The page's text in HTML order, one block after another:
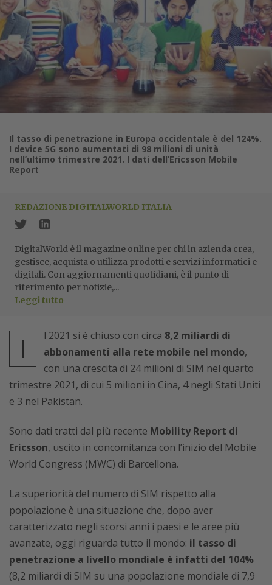
Il tasso di penetrazione in Europa occidentale è del 124%.
I device 5G sono aumentati di 98 milioni di unità
nell’ultimo trimestre 2021. I dati dell’Ericsson Mobile
Report
REDAZIONE DIGITALWORLD ITALIA
DigitalWorld è il magazine online per chi in azienda crea,
gestisce, acquista o utilizza prodotti e servizi informatici e
digitali. Con aggiornamenti quotidiani, è il punto di
riferimento per notizie,...
Leggi tutto
I l 2021 si è chiuso con circa 8,2 miliardi di
abbonamenti alla rete mobile nel mondo,
con una crescita di 24 milioni di SIM nel quarto
trimestre 2021, di cui 5 milioni in Cina, 4 negli Stati Uniti
e 3 nel Pakistan.
Sono dati tratti dal più recente Mobility Report di
Ericsson, uscito in concomitanza con l’inizio del Mobile
World Congress (MWC) di Barcellona.
La superiorità del numero di SIM rispetto alla
popolazione è una situazione che, dopo aver
caratterizzato negli scorsi anni i paesi e le aree più
avanzate, oggi riguarda tutto il mondo: il tasso di
penetrazione a livello mondiale è infatti del 104%
(8,2 miliardi di SIM su una popolazione mondiale di 7,9